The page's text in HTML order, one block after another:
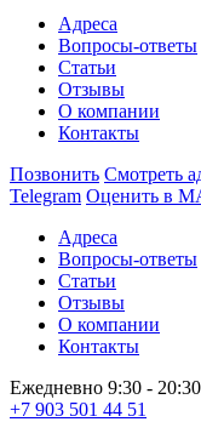
Адреса
Вопросы-ответы
Статьи
Отзывы
О компании
Контакты
Позвонить Смотреть
Telegram Оценить в
Адреса
Вопросы-ответы
Статьи
Отзывы
О компании
Контакты
Ежедневно 9:30 - 20:30
+7 903 501 44 51